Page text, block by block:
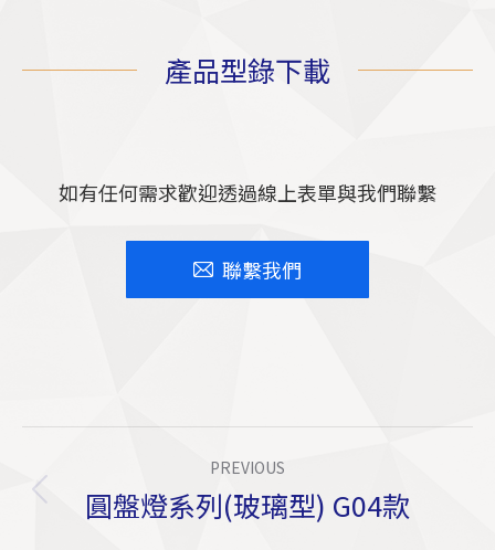
產品型錄下載
如有任何需求歡迎透過線上表單與我們聯繫
聯繫我們
Navigation
PREVIOUS
Previous
project:
圓盤燈系列(玻璃型) G04款